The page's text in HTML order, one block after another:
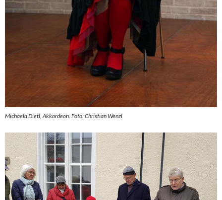
Michaela Dietl, Akkordeon. Foto: Christian Wenzl